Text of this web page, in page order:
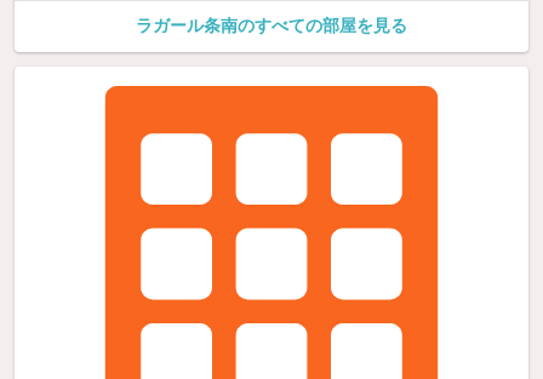
ラガール条南のすべての部屋を見る